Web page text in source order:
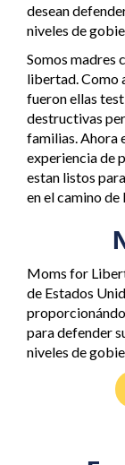
desean
niveles de
Somos madres
libertad. Como
fueron ellas
destructivas
familias. Ahora
experiencia de
estan listos
en el camino
Moms for
de Estados
para defender
niveles de